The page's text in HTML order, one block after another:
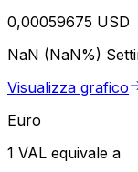
0,00059675 USD
NaN (NaN%)
Visualizza grafico
Euro
1 VAL equivale a